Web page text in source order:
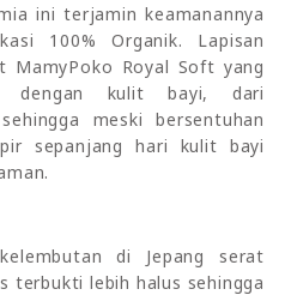
ini terjamin keamanannya
100% Organik. Lapisan
MamyPoko Royal Soft yang
dengan kulit bayi, dari
meski bersentuhan
sepanjang hari kulit bayi
di Jepang serat
terbukti lebih halus sehingga